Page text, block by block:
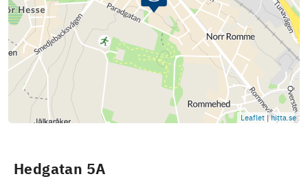
Leaflet | hitta.se
Hedgatan 5A